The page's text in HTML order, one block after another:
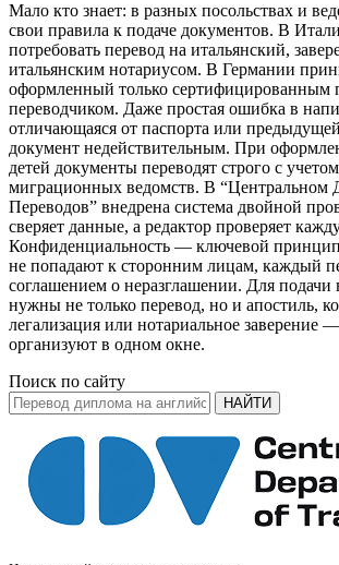
Мало кто знает: в разных посольствах и
свои правила к подаче документов. В
потребовать перевод на итальянский,
итальянским нотариусом. В Германии
оформленный только
переводчиком. Даже простая ошибка в
отличающаяся от паспорта или
документ недействительным. При
детей документы переводят строго с
миграционных ведомств. В “Центральном
Переводов” внедрена система двойной
сверяет данные, а редактор проверяет
Конфиденциальность — ключевой
не попадают к сторонним лицам, каждый
соглашением о неразглашении. Для подачи
нужны не только перевод, но и апостиль,
легализация или нотариальное заверение
организуют в одном окне.
Поиск по сайту
НАЙТИ